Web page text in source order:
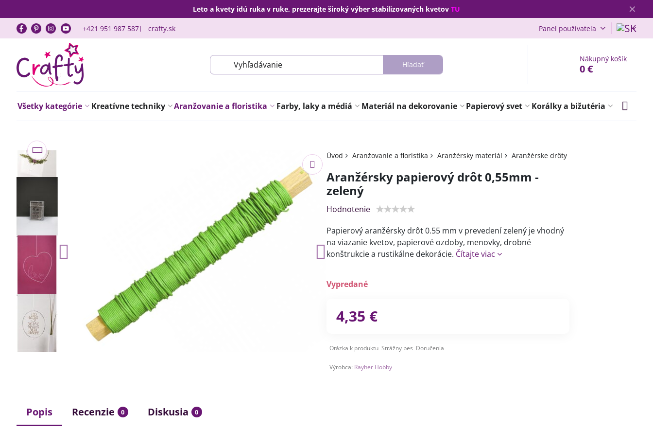
✕
Leto a kvety idú ruka v ruke, prezerajte široký výber stabilizovaných kvetov TU
+421 951 987 587 crafty.sk Panel používateľa
Hľadať
Nákupný košík
0 €
Všetky kategórie Kreatívne techniky Aranžovanie a floristika Farby, laky a médiá Materiál na dekorovanie Papierový svet Korálky a bižutéria
Úvod Aranžovanie a floristika Aranžérsky materiál Aranžérske drôty
Aranžérsky papierový drôt 0,55mm -
zelený
Hodnotenie
Papierový aranžérsky drôt 0.55 mm v prevedení zelený je vhodný
na viazanie kvetov, papierové ozdoby, menovky, drobné
konštrukcie a rustikálne dekorácie. Čítajte viac
Vypredané
4,35 €
Otázka k produktu Strážny pes Doručenia
Výrobca: Rayher Hobby
Popis Recenzie 0 Diskusia 0